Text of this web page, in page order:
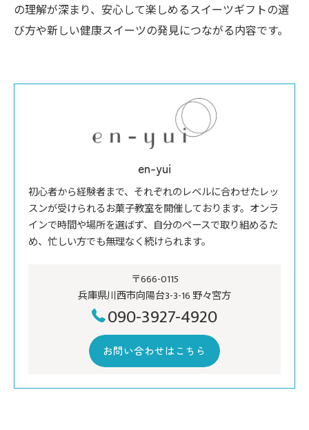
の理解が深まり、安心して楽しめるスイーツギフトの選
び方や新しい健康スイーツの発見につながる内容です。
en-yui
初心者から経験者まで、それぞれのレベルに合わせたレッ
スンが受けられるお菓子教室を開催しております。オンラ
インで時間や場所を選ばず、自分のペースで取り組めるた
め、忙しい方でも無理なく続けられます。
〒666-0115
兵庫県川西市向陽台3-3-16 野々宮方
090-3927-4920
お問い合わせはこちら